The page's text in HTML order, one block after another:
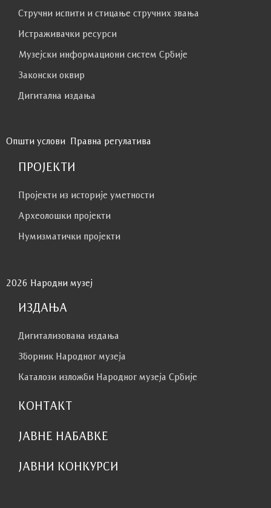
Стручни испити и стицање стручних звања
Истраживачки ресурси
Музејски информациони систем Србије
Законски оквир
Дигитална издања
Општи услови Правна регулатива
ПРОЈЕКТИ
Пројекти из историје уметности
Археолошки пројекти
Нумизматички пројекти
2026 Народни музеј
ИЗДАЊА
Дигитализована издања
Зборник Народног музеја
Каталози изложби Народног музеја Србије
КОНТАКТ
ЈАВНЕ НАБАВКЕ
ЈАВНИ КОНКУРСИ